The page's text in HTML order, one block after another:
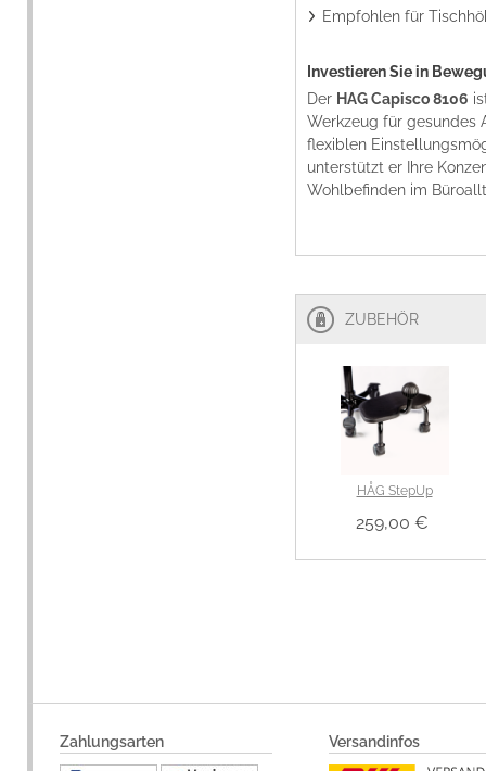
Empfohlen für
Investieren Sie in
Der HAG Capisco 8106
Werkzeug für gesundes
flexiblen
unterstützt er Ihre
Wohlbefinden im
ZUBEHÖR
HÅG StepUp
259,00 €
Zahlungsarten Versandinfos